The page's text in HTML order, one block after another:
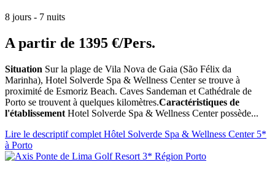
8 jours - 7 nuits
A partir de 1395 €/Pers.
Situation Sur la plage de Vila Nova de Gaia (São Félix da
Marinha), Hotel Solverde Spa & Wellness Center se trouve à
proximité de Esmoriz Beach. Caves Sandeman et Cathédrale de
Porto se trouvent à quelques kilomètres.Caractéristiques de
l'établissement Hotel Solverde Spa & Wellness Center possède...
Lire le descriptif complet Hôtel Solverde Spa & Wellness Center 5*
à Porto